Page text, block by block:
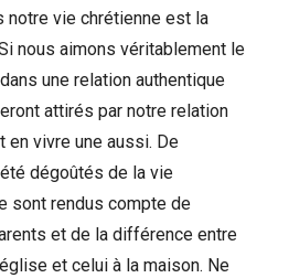
notre vie chrétienne est la
nous aimons véritablement le
une relation authentique
attirés par notre relation
en vivre une aussi. De
dégoûtés de la vie
sont rendus compte de
et de la différence entre
et celui à la maison. Ne